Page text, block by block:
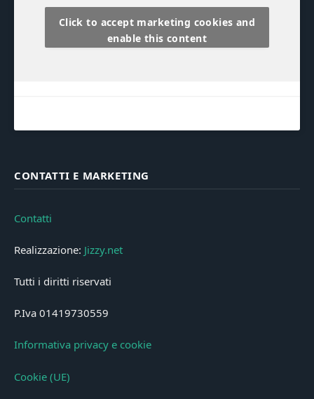
Click to accept marketing cookies and
enable this content
CONTATTI E MARKETING
Contatti
Realizzazione: Jizzy.net
Tutti i diritti riservati
P.Iva 01419730559
Informativa privacy e cookie
Cookie (UE)